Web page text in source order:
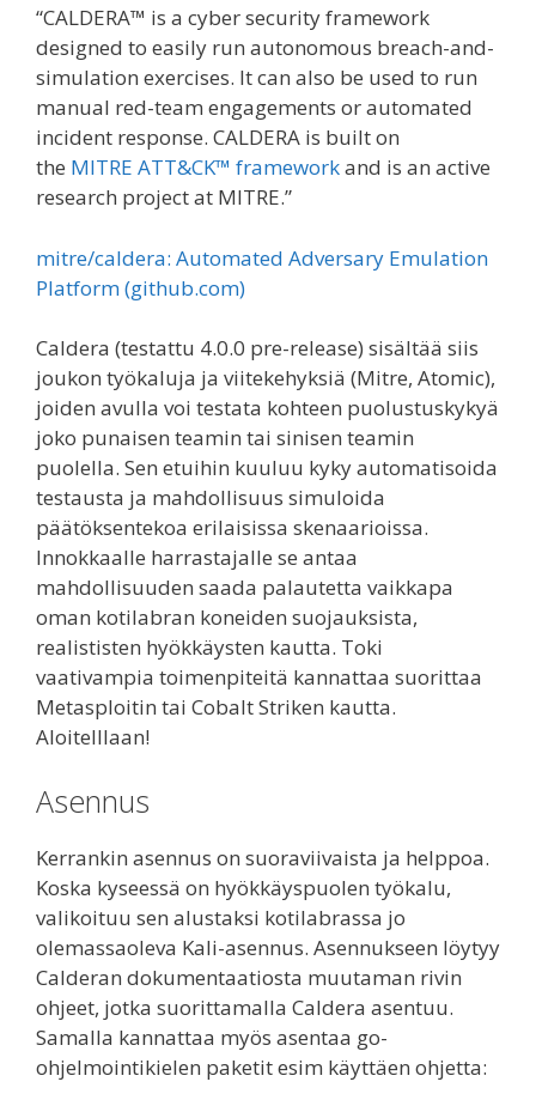
“CALDERA™ is a cyber security framework
designed to easily run autonomous breach-and-
simulation exercises. It can also be used to run
manual red-team engagements or automated
incident response. CALDERA is built on
the MITRE ATT&CK™ frameworkand is an active
research project at MITRE.”
mitre/caldera: Automated Adversary Emulation
Platform (github.com)
Caldera (testattu 4.0.0 pre-release) sisältää siis
joukon työkaluja ja viitekehyksiä (Mitre, Atomic),
joiden avulla voi testata kohteen puolustuskykyä
joko punaisen teamin tai sinisen teamin
puolella. Sen etuihin kuuluu kyky automatisoida
testausta ja mahdollisuus simuloida
päätöksentekoa erilaisissa skenaarioissa.
Innokkaalle harrastajalle se antaa
mahdollisuuden saada palautetta vaikkapa
oman kotilabran koneiden suojauksista,
realististen hyökkäysten kautta. Toki
vaativampia toimenpiteitä kannattaa suorittaa
Metasploitin tai Cobalt Striken kautta.
Aloitelllaan!
Asennus
Kerrankin asennus on suoraviivaista ja helppoa.
Koska kyseessä on hyökkäyspuolen työkalu,
valikoituu sen alustaksi kotilabrassa jo
olemassaoleva Kali-asennus. Asennukseen löytyy
Calderan dokumentaatiosta muutaman rivin
ohjeet, jotka suorittamalla Caldera asentuu.
Samalla kannattaa myös asentaa go-
ohjelmointikielen paketit esim käyttäen ohjetta: